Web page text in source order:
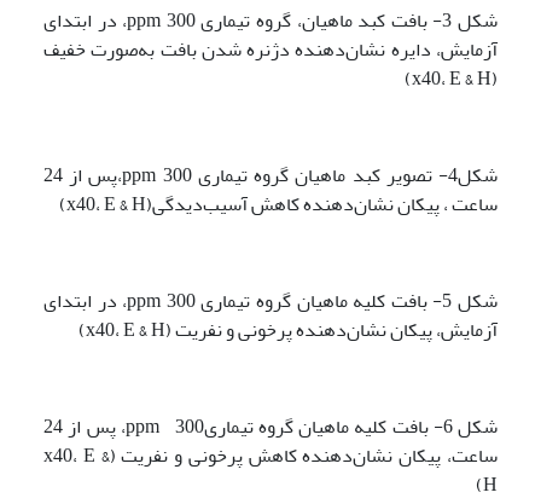
شکل 3- بافت کبد ماهیان، گروه تیماری ppm 300، در ابتدای
آزمایش، دایره نشان‌دهنده دژنره شدن بافت به‌صورت خفیف
(x40، E & H)
شکل4- تصویر کبد ماهیان گروه تیماری ppm 300،پس از 24
ساعت ، پیکان نشان‌دهنده کاهش آسیب‌دیدگی(x40، E & H)
شکل 5- بافت کلیه ماهیان گروه تیماری ppm 300، در ابتدای
آزمایش، پیکان نشان‌دهنده پرخونی و نفریت (x40، E & H)
شکل 6- بافت کلیه ماهیان گروه تیماریppm 300، پس از 24
ساعت، پیکان نشان‌دهنده کاهش پرخونی و نفریت (x40، E &
H)